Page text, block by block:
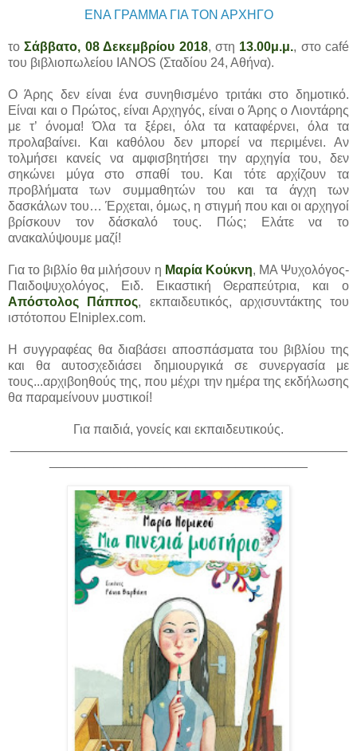
ΕΝΑ ΓΡΑΜΜΑ ΓΙΑ ΤΟΝ ΑΡΧΗΓΟ
τοΣάββατο, 08 Δεκεμβρίου 2018, στη 13.00μ.μ., στο café
του βιβλιοπωλείου IANOS (Σταδίου 24, Αθήνα).
Ο Άρης δεν είναι ένα συνηθισμένο τριτάκι στο δημοτικό.
Είναι και ο Πρώτος, είναι Αρχηγός, είναι ο Άρης ο Λιοντάρης
με τ’ όνομα! Όλα τα ξέρει, όλα τα καταφέρνει, όλα τα
προλαβαίνει. Και καθόλου δεν μπορεί να περιμένει. Αν
τολμήσει κανείς να αμφισβητήσει την αρχηγία του, δεν
σηκώνει μύγα στο σπαθί του. Και τότε αρχίζουν τα
προβλήματα των συμμαθητών του και τα άγχη των
δασκάλων του… Έρχεται, όμως, η στιγμή που και οι αρχηγοί
βρίσκουν τον δάσκαλό τους. Πώς; Ελάτε να το
ανακαλύψουμε μαζί!
Για το βιβλίο θα μιλήσουν η Μαρία Κούκνη, MA Ψυχολόγος-
Παιδοψυχολόγος, Ειδ. Εικαστική Θεραπεύτρια, και ο
Απόστολος Πάππος, εκπαιδευτικός, αρχισυντάκτης του
ιστότοπου Elniplex.com.
Η συγγραφέας θα διαβάσει αποσπάσματα του βιβλίου της
και θα αυτοσχεδιάσει δημιουργικά σε συνεργασία με
τους...αρχιβοηθούς της, που μέχρι την ημέρα της εκδήλωσης
θα παραμείνουν μυστικοί!
Για παιδιά, γονείς και εκπαιδευτικούς.